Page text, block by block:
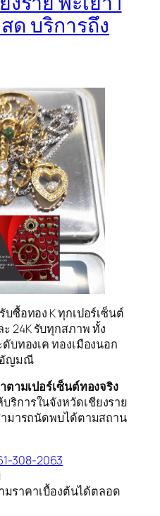
ด บริการถึง
รับซื้อทอง K ทุกเปอร์เซ็นต์
ละ 24K รับทุกสภาพ ทั้ง
บทองเค ทองเมืองนอก
อัญมณี
ตามเปอร์เซ็นต์ทองจริง
บริการในจังหวัดเชียงราย
ามารถนัดพบได้ตามสถาน
308-2063
ราคาเบื้องต้นได้ตลอด